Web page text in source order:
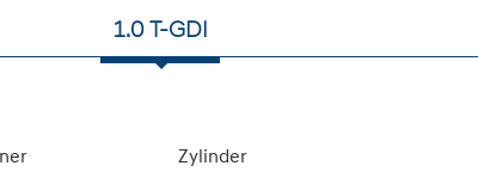
1.0 T-GDI
Zylinder